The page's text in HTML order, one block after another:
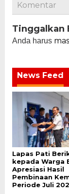
Komentar
Tinggalkan
Anda harus
News Feed
Lapas Pati
kepada Warga
Apresiasi Hasil
Pembinaan
Periode Juli